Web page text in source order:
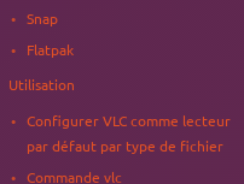
Snap
Flatpak
Utilisation
Configurer VLC comme lecteur
par défaut par type de fichier
Commande vlc